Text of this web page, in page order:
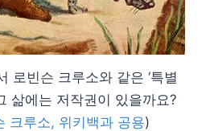
로빈슨 크루소와 같은 ‘특별
삶에는 저작권이 있을까요?
크루소, 위키백과 공용)